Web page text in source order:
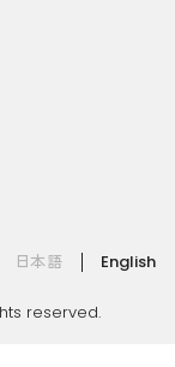
日本語
English
reserved.